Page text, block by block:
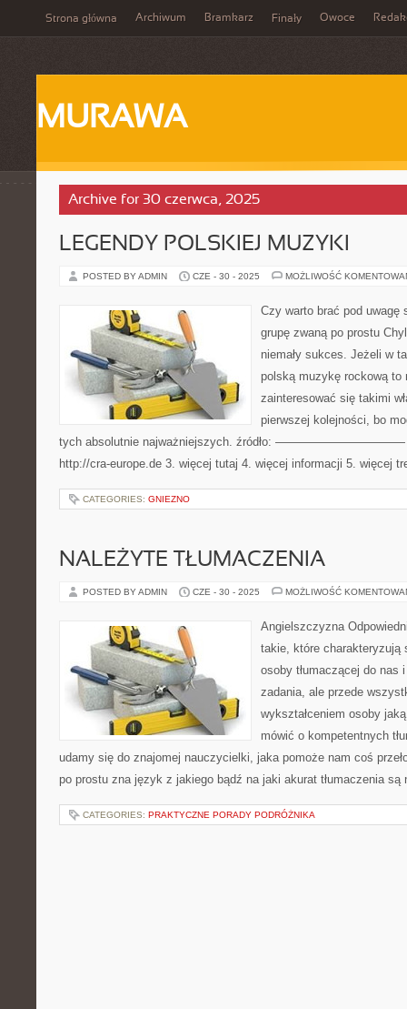
Strona główna Archiwum Bramkarz Finały Owoce
MURAWA
Archive for 30 czerwca, 2025
LEGENDY POLSKIEJ MUZYKI
POSTED BY ADMIN CZE - 30 - 2025 MOŻLIWOŚĆ
Czy warto brać pod uwagę
grupę zwaną po prostu
niemały sukces. Jeżeli w
polską muzykę rockową to
zainteresować się takimi
pierwszej kolejności, bo
tych absolutnie najważniejszych. źródło: ——————————— 1.
http://cra-europe.de 3. więcej tutaj 4. więcej informacji 5. więcej
CATEGORIES: GNIEZNO
NALEŻYTE TŁUMACZENIA
POSTED BY ADMIN CZE - 30 - 2025 MOŻLIWOŚĆ
Angielszczyzna
takie, które charakteryzują
osoby tłumaczącej do nas
zadania, ale przede
wykształceniem osoby
mówić o kompetentnych
udamy się do znajomej nauczycielki, jaka pomoże nam coś
po prostu zna język z jakiego bądź na jaki akurat tłumaczenia
CATEGORIES: PRAKTYCZNE PORADY PODRÓŻNIKA